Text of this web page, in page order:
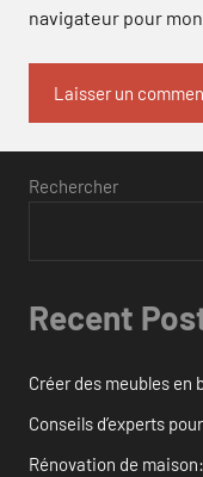
navigateur pour
Rechercher
Recent
Créer des meubles en
Conseils d’experts
Rénovation de